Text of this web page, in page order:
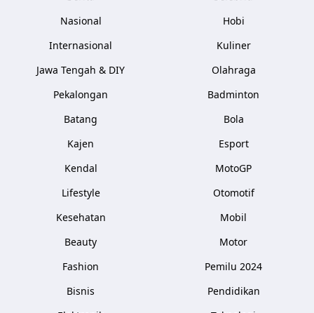
Nasional
Internasional
Jawa Tengah & DIY
Pekalongan
Batang
Kajen
Kendal
Lifestyle
Kesehatan
Beauty
Fashion
Bisnis
Hobi
Kuliner
Olahraga
Badminton
Bola
Esport
MotoGP
Otomotif
Mobil
Motor
Pemilu 2024
Pendidikan